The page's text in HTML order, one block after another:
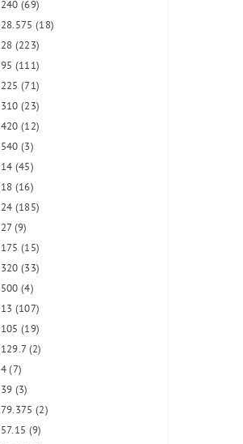
240(69)
28.575(18)
28 (223)
95 (111)
225(71)
310(23)
420(12)
540(3)
14 (45)
18 (16)
24 (185)
27(9)
175(15)
320(33)
500(4)
13 (107)
105(19)
129.7(2)
4(7)
39 (3)
79.375(2)
57.15 (9)